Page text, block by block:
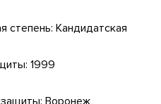
степень: Кандидатская
1999